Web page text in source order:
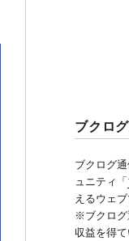
ブクロ
ブクログ
ュニティ「
えるウェブ
※ブクログ
収益を得て